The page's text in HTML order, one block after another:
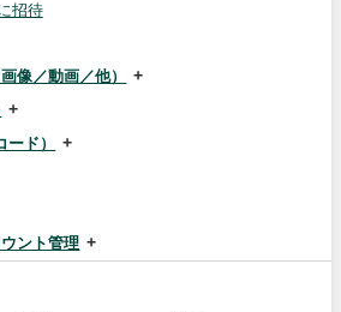
招待
像／動画／他）
ド）
ント管理